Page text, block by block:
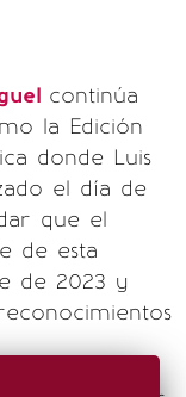
continúa
la Edición
donde Luis
el día de
que el
de esta
de 2023 y